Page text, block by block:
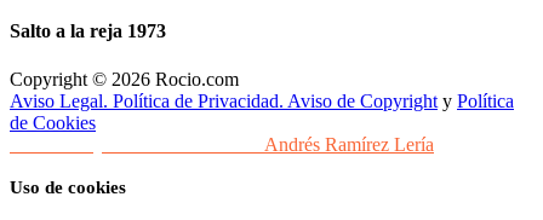
Salto a la reja 1973
Copyright © 2026 Rocio.com
Aviso Legal. Política de Privacidad. Aviso de Copyright y Política
de Cookies
Andrés Ramírez Lería
Uso de cookies